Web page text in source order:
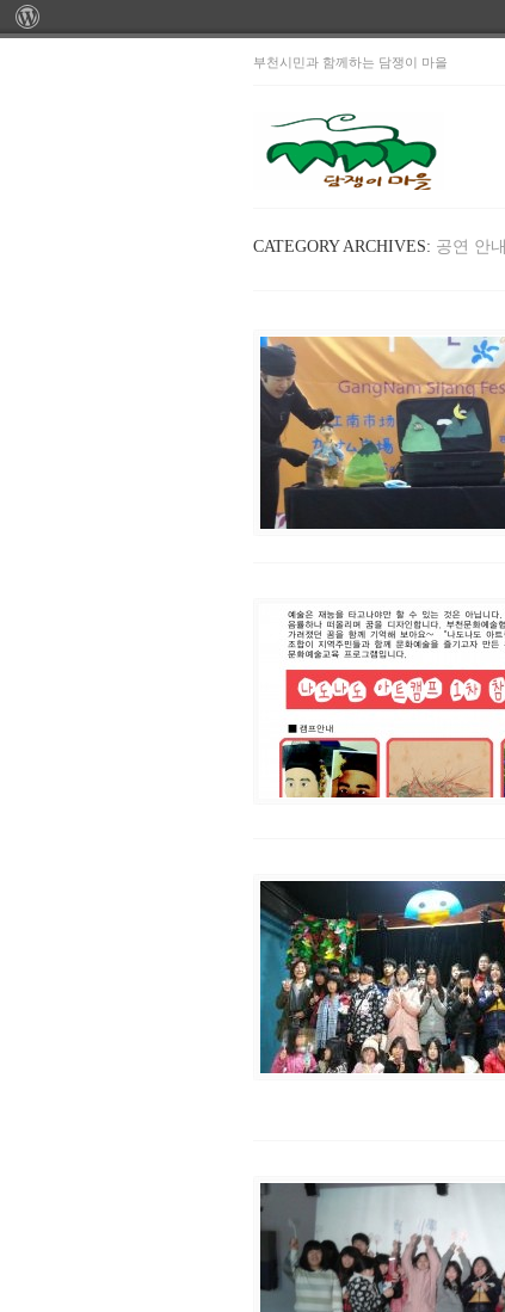
부천시민과 함께하는 담쟁이 마을
CATEGORY ARCHIVES: 공연 안내